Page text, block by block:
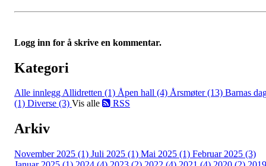
Logg inn for å skrive en kommentar.
Kategori
Alle innleggAllidretten (1) Åpen hall (4) Årsmøter (13) Barnas
(1) Diverse (3) Vis alle RSS
Arkiv
November 2025 (1) Juli 2025 (1) Mai 2025 (1) Februar 2025 (3)